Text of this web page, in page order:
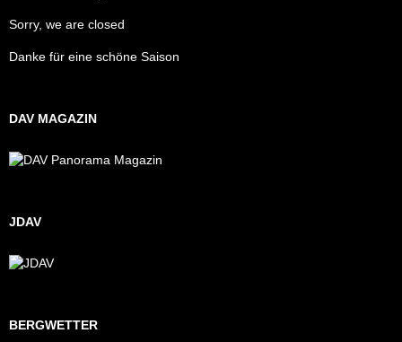
Sorry, we are closed
Danke für eine schöne Saison
DAV MAGAZIN
JDAV
BERGWETTER